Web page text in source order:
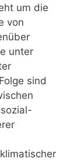
um die
von
unter
sind